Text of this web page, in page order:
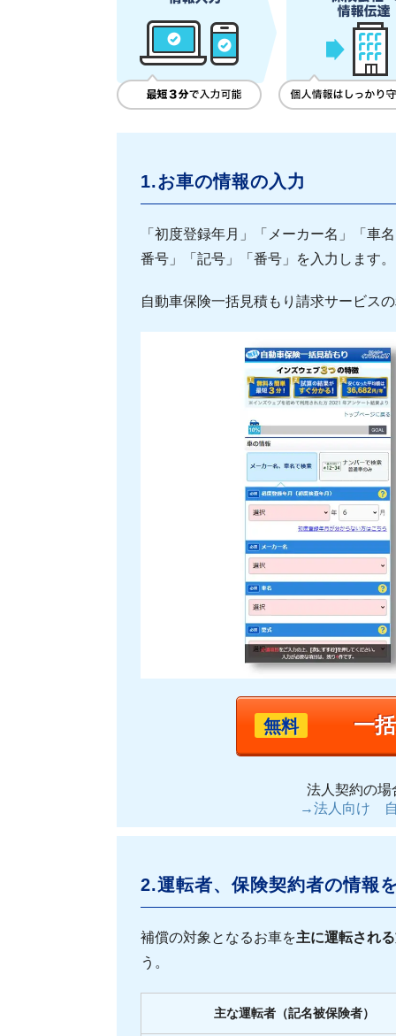
1.お車の情報の入力
「初度登録年月」「メーカー名」「車
番号」「記号」「番号」を入力します。
自動車保険一括見積もり請求サービス
無料 一
法人契約の場
→法人向け 自
2.運転者、保険契約者の情報
補償の対象となるお車を主に運転され
う。
主な運転者（記名被保険者）